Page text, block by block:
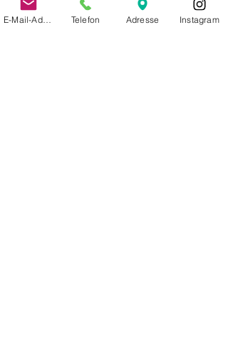
E-Mail-Adresse Telefon Adresse Instagram